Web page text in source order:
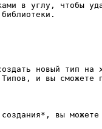
в углу, чтобы
новый тип
и вы сможете
вы